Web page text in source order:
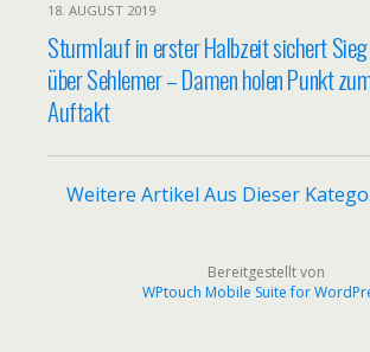
18. AUGUST 2019
Sturmlauf in erster Halbzeit sichert Sieg
über Sehlemer – Damen holen Punkt
Auftakt
Weitere Artikel Aus Dieser
Bereitgestellt von
WPtouch Mobile Suite for